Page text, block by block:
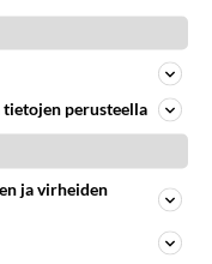
rahasalkun
- Upeat Anna Nicole
- Niinalta
perusteella
ja virheiden